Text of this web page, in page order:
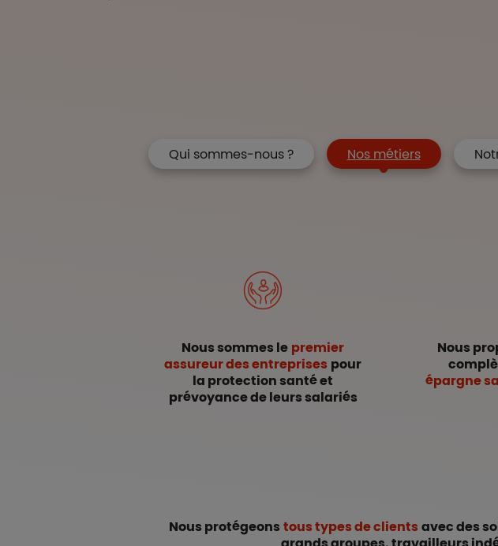
Qui sommes-nous ? Nos métiers
Nous sommes le premier
assureur des entreprises pour
la protection santé et
prévoyance de leurs salariés
Nous
épargne
Nous protégeons tous types de clientsavec des